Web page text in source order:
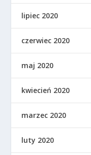
lipiec 2020
czerwiec 2020
maj 2020
kwiecień 2020
marzec 2020
luty 2020